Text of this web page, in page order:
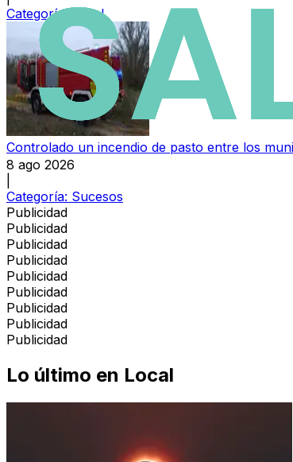
Categoría:
Local
Controlado un incendio de pasto entre los
8 ago 2026
Categoría: Sucesos
Publicidad
Publicidad
Publicidad
Publicidad
Publicidad
Publicidad
Publicidad
Publicidad
Publicidad
Lo último en Local